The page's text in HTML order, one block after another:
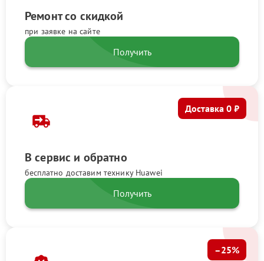
Ремонт со скидкой
при заявке на сайте
Получить
В сервис и обратно
бесплатно доставим технику Huawei
Доставка 0 ₽
Получить
–25%